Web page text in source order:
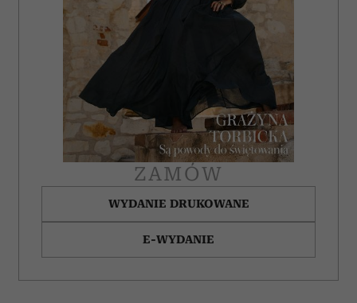
ZAMÓW
WYDANIE DRUKOWANE
E-WYDANIE